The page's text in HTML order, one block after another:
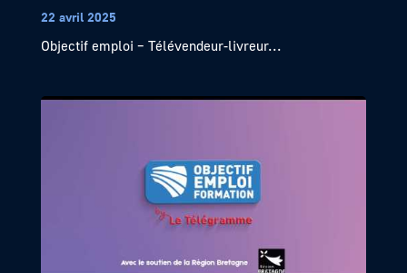
22 avril 2025
Objectif emploi – Télévendeur-livreur...